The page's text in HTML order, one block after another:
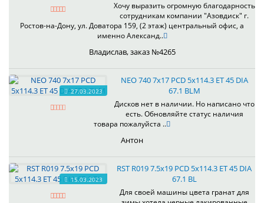
Хочу выразить огромную благодарность
сотрудникам компании "Азовдиск" г.
Ростов-на-Дону, ул. Доватора 159, (2 этаж) центральный офис, а
именно Александ..
Владислав, заказ №4265
27.03.2023
NEO 740 7x17 PCD 5x114.3 ET 45 DIA
67.1 BLM
Дисков нет в наличии. Но написано что
есть. Обновляйте статус наличия
товара пожалуйста ..
Антон
15.03.2023
RST R019 7.5x19 PCD 5x114.3 ET 45 DIA
67.1 BL
Для своей машины цвета гранат для